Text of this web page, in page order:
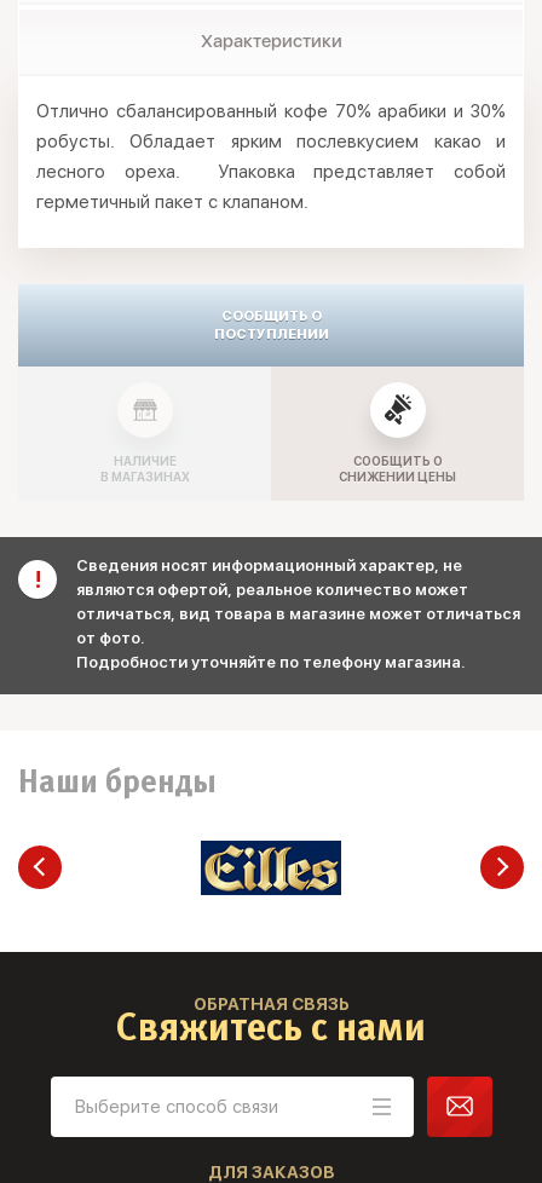
Характеристики
Отлично сбалансированный кофе 70% арабики и 30%
робусты. Обладает ярким послевкусием какао и
лесного ореха. Упаковка представляет собой
герметичный пакет с клапаном.
СООБЩИТЬ О
ПОСТУПЛЕНИИ
НАЛИЧИЕ
В МАГАЗИНАХ
СООБЩИТЬ О
СНИЖЕНИИ ЦЕНЫ
Сведения носят информационный характер, не
являются офертой, реальное количество может
отличаться, вид товара в магазине может отличаться
от фото.
Подробности уточняйте по телефону магазина.
Наши бренды
ОБРАТНАЯ СВЯЗЬ
Свяжитесь с нами
ДЛЯ ЗАКАЗОВ